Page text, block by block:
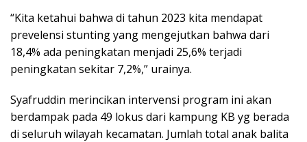
“Kita ketahui bahwa di tahun 2023 kita mendapat
prevelensi stunting yang mengejutkan bahwa dari
18,4% ada peningkatan menjadi 25,6% terjadi
peningkatan sekitar 7,2%,” urainya.
Syafruddin merincikan intervensi program ini akan
berdampak pada 49 lokus dari kampung KB yg berada
di seluruh wilayah kecamatan. Jumlah total anak balita